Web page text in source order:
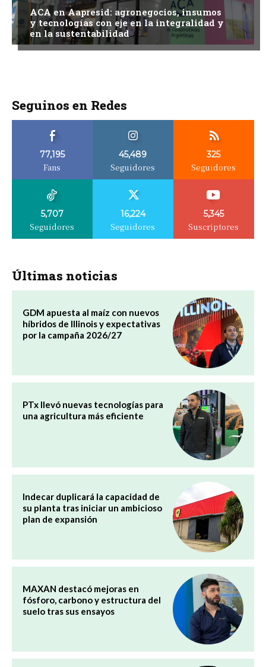
ACA en Aapresid: agronegocios, insumos
y tecnologías con eje en la integralidad y
en la sustentabilidad
Seguinos en Redes
77,195
Fans
45,489
Seguidores
325
Seguidores
5,707
Seguidores
16,224
Seguidores
5,345
Suscriptores
Últimas noticias
GDM apuesta al maíz con nuevos
híbridos de Illinois y expectativas
por la campaña 2026/27
PTx llevó nuevas tecnologías para
una agricultura más eficiente
Indecar duplicará la capacidad de
su planta tras iniciar un ambicioso
plan de expansión
MAXAN destacó mejoras en
fósforo, carbono y estructura del
suelo tras sus ensayos